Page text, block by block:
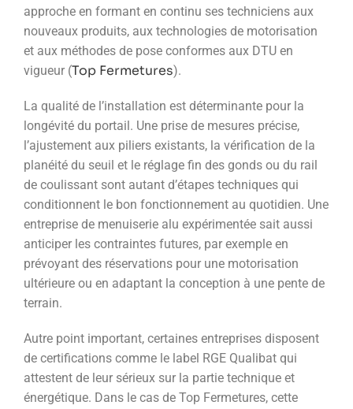
approche en formant en continu ses techniciens aux
nouveaux produits, aux technologies de motorisation
et aux méthodes de pose conformes aux DTU en
vigueur (Top Fermetures).
La qualité de l’installation est déterminante pour la
longévité du portail. Une prise de mesures précise,
l’ajustement aux piliers existants, la vérification de la
planéité du seuil et le réglage fin des gonds ou du rail
de coulissant sont autant d’étapes techniques qui
conditionnent le bon fonctionnement au quotidien. Une
entreprise de menuiserie alu expérimentée sait aussi
anticiper les contraintes futures, par exemple en
prévoyant des réservations pour une motorisation
ultérieure ou en adaptant la conception à une pente de
terrain.
Autre point important, certaines entreprises disposent
de certifications comme le label RGE Qualibat qui
attestent de leur sérieux sur la partie technique et
énergétique. Dans le cas de Top Fermetures, cette